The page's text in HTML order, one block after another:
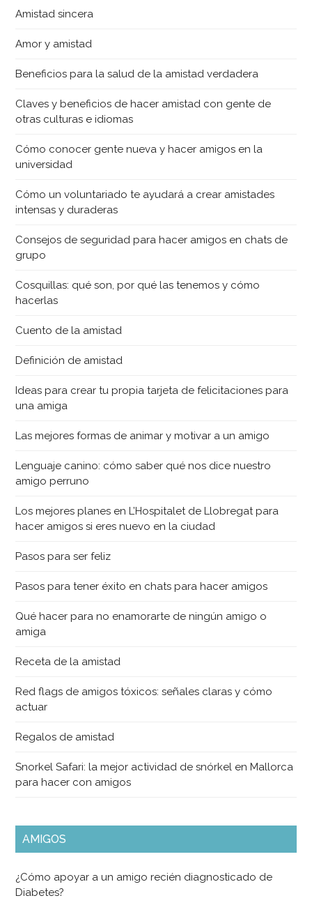
Amistad sincera
Amor y amistad
Beneficios para la salud de la amistad verdadera
Claves y beneficios de hacer amistad con gente de
otras culturas e idiomas
Cómo conocer gente nueva y hacer amigos en la
universidad
Cómo un voluntariado te ayudará a crear amistades
intensas y duraderas
Consejos de seguridad para hacer amigos en chats de
grupo
Cosquillas: qué son, por qué las tenemos y cómo
hacerlas
Cuento de la amistad
Definición de amistad
Ideas para crear tu propia tarjeta de felicitaciones para
una amiga
Las mejores formas de animar y motivar a un amigo
Lenguaje canino: cómo saber qué nos dice nuestro
amigo perruno
Los mejores planes en L’Hospitalet de Llobregat para
hacer amigos si eres nuevo en la ciudad
Pasos para ser feliz
Pasos para tener éxito en chats para hacer amigos
Qué hacer para no enamorarte de ningún amigo o
amiga
Receta de la amistad
Red flags de amigos tóxicos: señales claras y cómo
actuar
Regalos de amistad
Snorkel Safari: la mejor actividad de snórkel en Mallorca
para hacer con amigos
AMIGOS
¿Cómo apoyar a un amigo recién diagnosticado de
Diabetes?